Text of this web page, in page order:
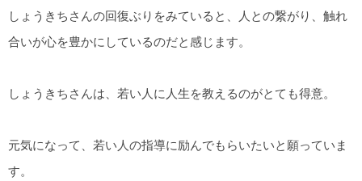
しょうきちさんの回復ぶりをみていると、人との繋がり、触れ
合いが心を豊かにしているのだと感じます。
しょうきちさんは、若い人に人生を教えるのがとても得意。
元気になって、若い人の指導に励んでもらいたいと願っていま
す。